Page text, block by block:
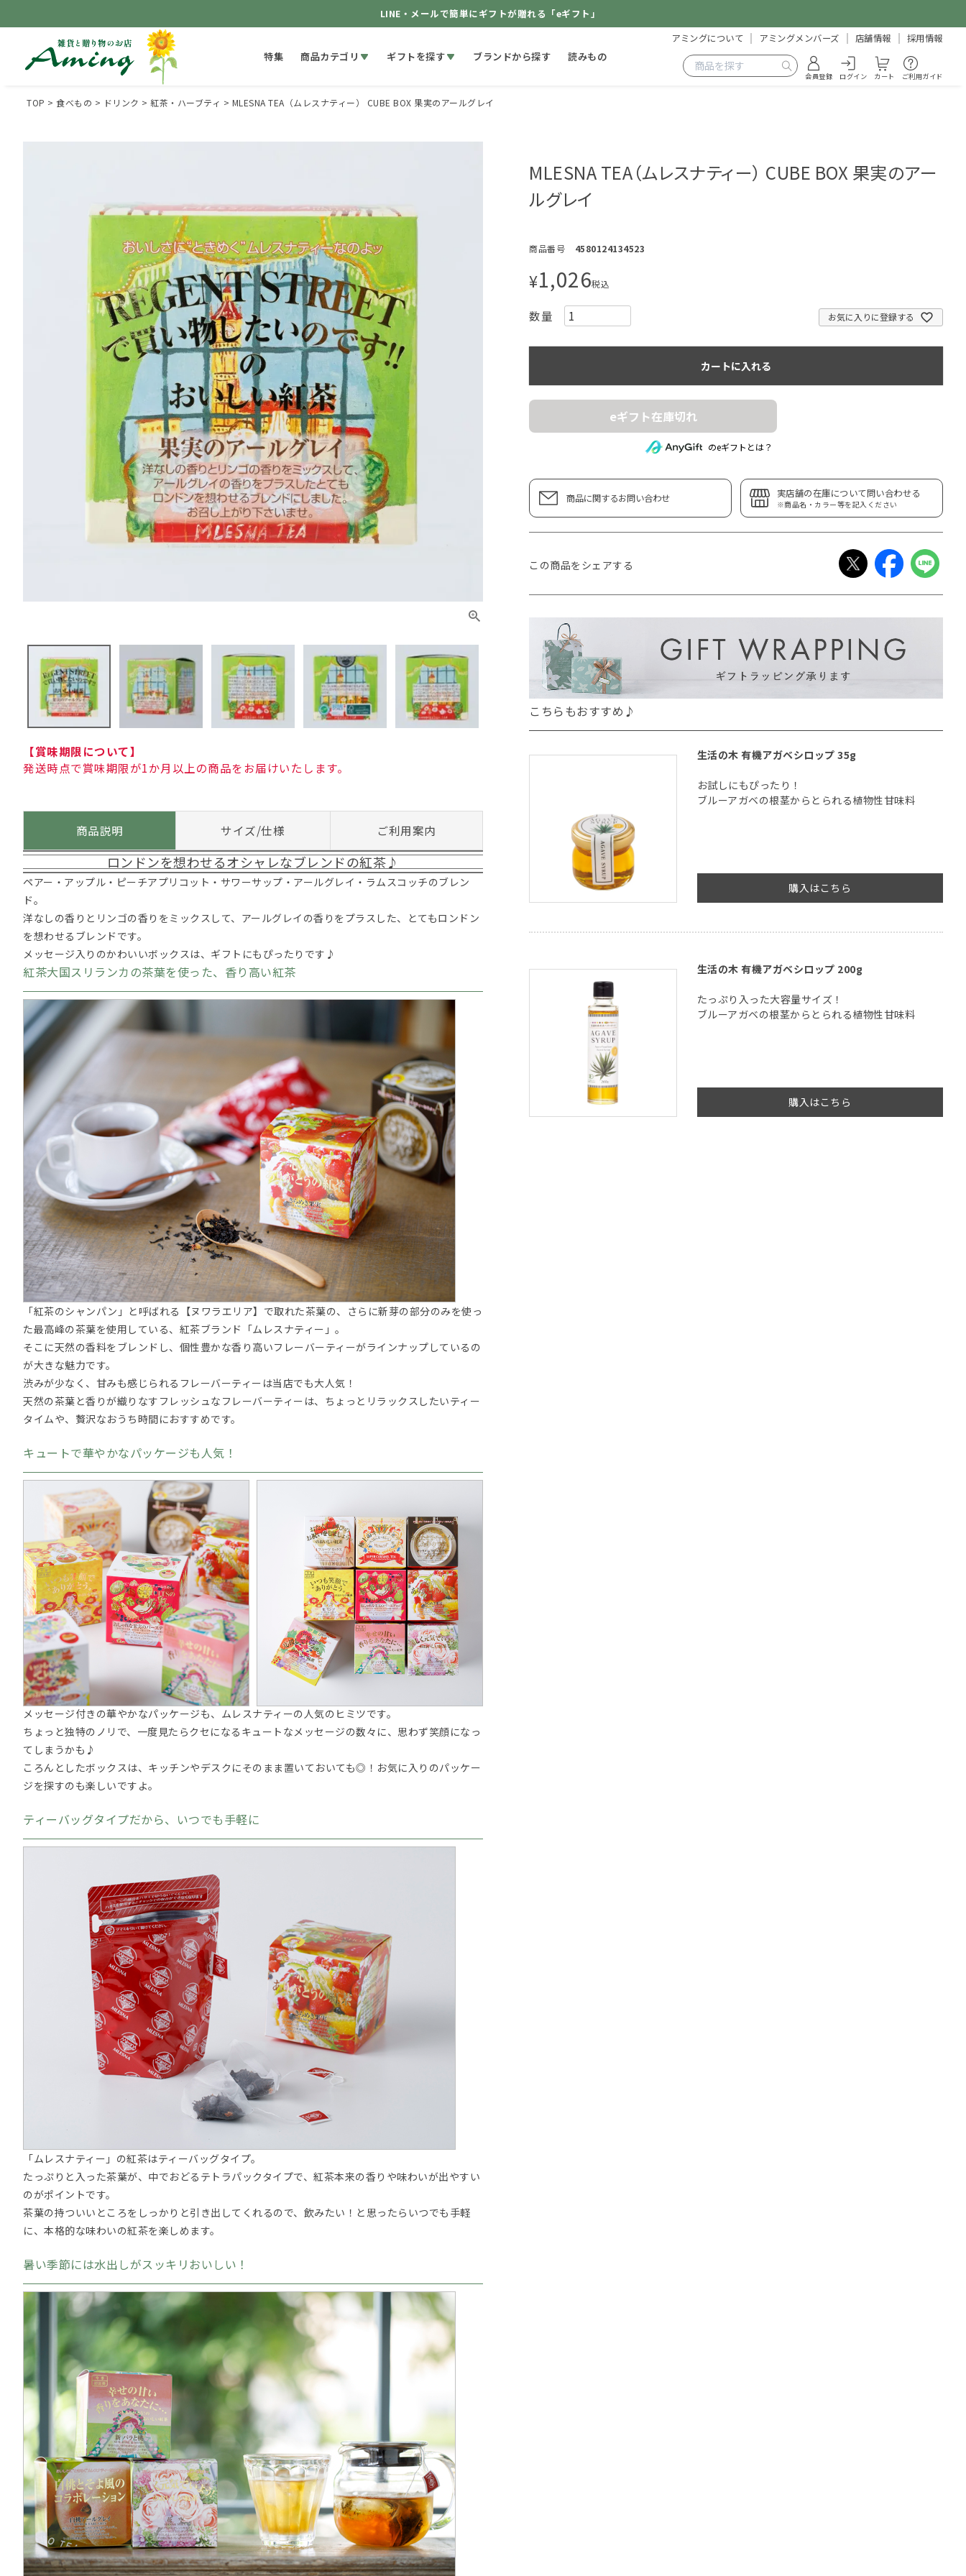
LINE・メールで簡単にギフトが贈れる「eギフト」
特集 商品カテゴリ ギフトを探す ブランドから探す 読みもの
アミングについて アミングメンバーズ 店舗情報 採用情報
会員登録 ログイン カート ご利用ガイド
TOP 食べもの ドリンク 紅茶・ハーブティ MLESNA TEA（ムレスナティー） CUBE BOX 果実のアールグレイ
【賞味期限について】
発送時点で賞味期限が1か月以上の商品をお届けいたします。
商品説明 サイズ/仕様 ご利用案内
ロンドンを想わせるオシャレなブレンドの紅茶♪
ペアー・アップル・ピーチアプリコット・サワーサップ・アールグレイ・ラムスコッチのブレン
ド。
洋なしの香りとリンゴの香りをミックスして、アールグレイの香りをプラスした、とてもロンドン
を想わせるブレンドです。
メッセージ入りのかわいいボックスは、ギフトにもぴったりです♪
紅茶大国スリランカの茶葉を使った、香り高い紅茶
「紅茶のシャンパン」と呼ばれる【ヌワラエリア】で取れた茶葉の、さらに新芽の部分のみを使っ
た最高峰の茶葉を使用している、紅茶ブランド「ムレスナティー」。
そこに天然の香料をブレンドし、個性豊かな香り高いフレーバーティーがラインナップしているの
が大きな魅力です。
渋みが少なく、甘みも感じられるフレーバーティーは当店でも大人気！
天然の茶葉と香りが織りなすフレッシュなフレーバーティーは、ちょっとリラックスしたいティー
タイムや、贅沢なおうち時間におすすめです。
キュートで華やかなパッケージも人気！
メッセージ付きの華やかなパッケージも、ムレスナティーの人気のヒミツです。
ちょっと独特のノリで、一度見たらクセになるキュートなメッセージの数々に、思わず笑顔になっ
てしまうかも♪
ころんとしたボックスは、キッチンやデスクにそのまま置いておいても◎！お気に入りのパッケー
ジを探すのも楽しいですよ。
ティーバッグタイプだから、いつでも手軽に
「ムレスナティー」の紅茶はティーバッグタイプ。
たっぷりと入った茶葉が、中でおどるテトラパックタイプで、紅茶本来の香りや味わいが出やすい
のがポイントです。
茶葉の持ついいところをしっかりと引き出してくれるので、飲みたい！と思ったらいつでも手軽
に、本格的な味わいの紅茶を楽しめます。
暑い季節には水出しがスッキリおいしい！
MLESNA TEA（ムレスナティー） CUBE BOX 果実のアー
ルグレイ
商品番号 4580124134523
¥1,026税込
お気に入りに登録する
カートに入れる
eギフト在庫切れ
のeギフトとは？
商品に関するお問い合わせ 実店舗の在庫について問い合わせる
※商品名・カラー等を記入ください
この商品をシェアする
こちらもおすすめ♪
生活の木 有機アガベシロップ 35g
お試しにもぴったり！
ブルーアガベの根茎からとられる植物性甘味料
購入はこちら
生活の木 有機アガベシロップ 200g
たっぷり入った大容量サイズ！
ブルーアガベの根茎からとられる植物性甘味料
購入はこちら